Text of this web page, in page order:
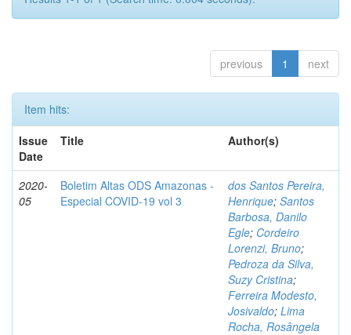
previous 1 next
Item hits:
Issue
Date
Title Author(s)
2020-
05
Boletim Altas ODS Amazonas -
Especial COVID-19 vol 3
dos Santos Pereira,
Henrique; Santos
Barbosa, Danilo
Egle; Cordeiro
Lorenzi, Bruno;
Pedroza da Silva,
Suzy Cristina;
Ferreira Modesto,
Josivaldo; Lima
Rocha, Rosângela